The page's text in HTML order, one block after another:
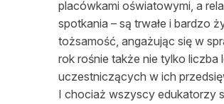
placówkami oświatowymi, a
spotkania – są trwałe i bardzo
tożsamość, angażując się w
rok rośnie także nie tylko liczba
uczestniczących w ich
I chociaż wszyscy edukatorzy